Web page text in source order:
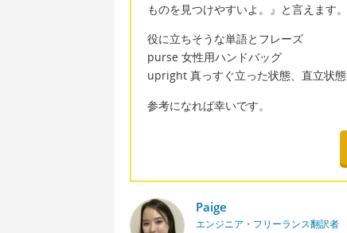
ものを見つけやすいよ。』と言えます。
役に立ちそうな単語とフレーズ
purse 女性用ハンドバッグ
upright 真っすぐ立った状態、直立状態
参考になれば幸いです。
Paige
エンジニア・フリーランス翻訳者